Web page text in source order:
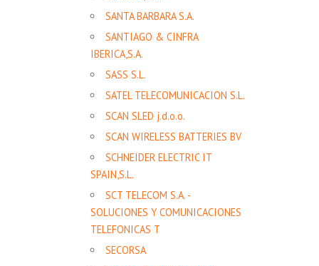
SANTA BARBARA S.A.
SANTIAGO & CINFRA
IBERICA,S.A.
SASS S.L.
SATEL TELECOMUNICACION S.L.
SCAN SLED j.d.o.o.
SCAN WIRELESS BATTERIES BV
SCHNEIDER ELECTRIC IT
SPAIN,S.L.
SCT TELECOM S.A. -
SOLUCIONES Y COMUNICACIONES
TELEFONICAS T
SECORSA